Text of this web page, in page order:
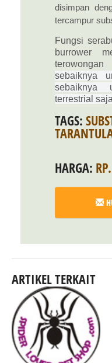
disimpan
tercampur
Fungsi
burrower
sebaiknya
sebaiknya
terrestrial saja
TAGS:
HARGA:
ARTIKEL TERKAIT